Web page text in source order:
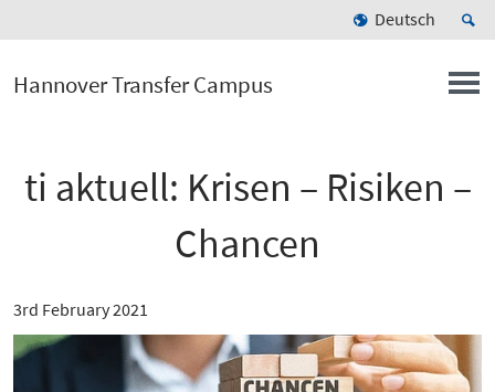
Deutsch
Hannover Transfer Campus
ti aktuell: Krisen – Risiken –
Chancen
3rd February 2021